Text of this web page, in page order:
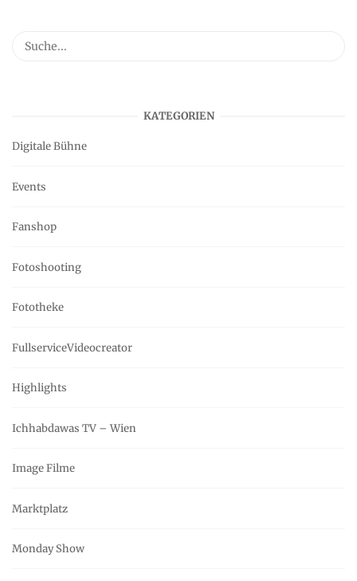
KATEGORIEN
Digitale Bühne
Events
Fanshop
Fotoshooting
Fototheke
FullserviceVideocreator
Highlights
Ichhabdawas TV – Wien
Image Filme
Marktplatz
Monday Show